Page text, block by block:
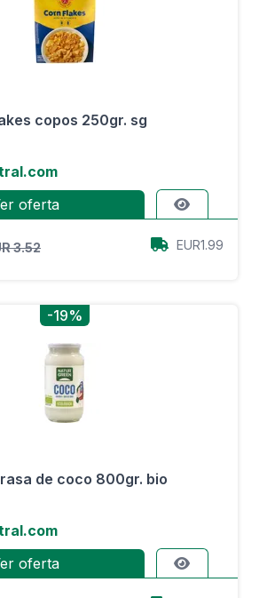
copos 250gr. sg
oferta
3.52 EUR1.99
-19%
de coco 800gr. bio
oferta